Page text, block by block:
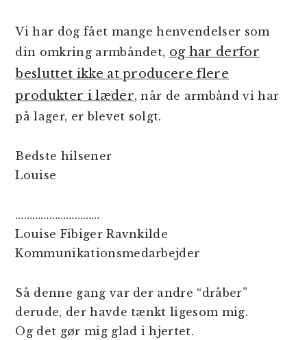
Vi har dog fået mange henvendelser som
din omkring armbåndet, og har derfor
besluttet ikke at producere flere
produkter i læder, når de armbånd vi har
på lager, er blevet solgt.
Bedste hilsener
Louise
…………………………
Louise Fibiger Ravnkilde
Kommunikationsmedarbejder
Så denne gang var der andre “dråber”
derude, der havde tænkt ligesom mig.
Og det gør mig glad i hjertet.